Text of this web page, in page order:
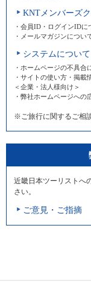
KNTメンバーズ
・会員ID・ログインIDに
・メールマガジンについ
システムについて
・ホームページの不具合
・サイトの使い方・掲載
＜企業・法人様向け＞
・弊社ホームページへの
※ご旅行に関するご相
近畿日本ツーリストへ
さい。
ご意見・ご指摘